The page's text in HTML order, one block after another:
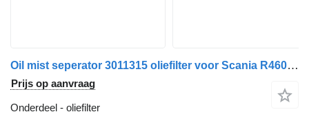
Oil mist seperator 3011315 oliefilter voor Scania R460 trekker
Prijs op aanvraag
Onderdeel - oliefilter